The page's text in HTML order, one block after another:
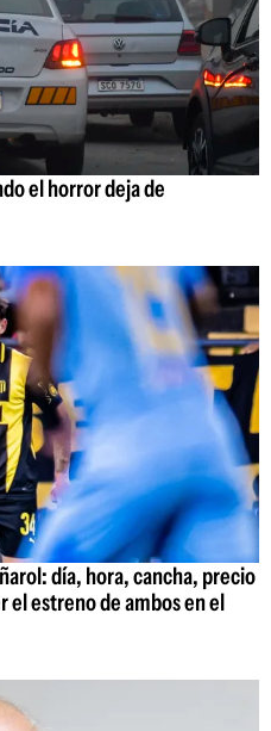
el horror deja de
día, hora, cancha, precio
el estreno de ambos en el